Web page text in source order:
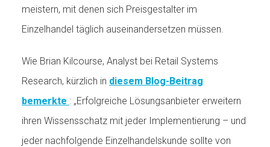
meistern, mit denen sich Preisgestalter im
Einzelhandel täglich auseinandersetzen müssen.
Wie Brian Kilcourse, Analyst bei Retail Systems
Research, kürzlich in diesem Blog-Beitrag
bemerkte : „Erfolgreiche Lösungsanbieter erweitern
ihren Wissensschatz mit jeder Implementierung – und
jeder nachfolgende Einzelhandelskunde sollte von